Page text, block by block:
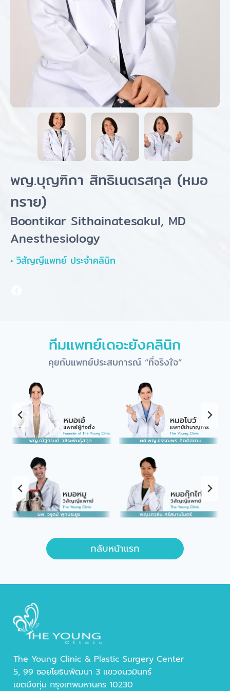
พญ.บุญฑิกา สิทธิเนตรสกุล (หมอ
ทราย)
Boontikar Sithainatesakul, MD
Anesthesiology
• วิสัญญีแพทย์ ประจำคลินิก
ทีมแพทย์เดอะยังคลินิก
คุยกับแพทย์ประสบการณ์ “ที่จริงใจ”
กลับหน้าแรก
The Young Clinic & Plastic Surgery Center
5, 99 ซอยโยธินพัฒนา 3 แขวงนวมินทร์
เขตบึงกุ่ม กรุงเทพมหานคร 10230